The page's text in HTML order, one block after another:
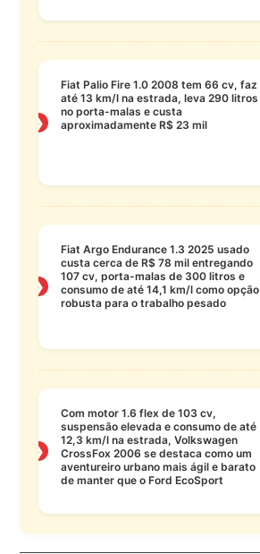
❯
Fiat Palio Fire 1.0 2008 tem 66 cv, faz
até 13 km/l na estrada, leva 290 litros
no porta-malas e custa
aproximadamente R$ 23 mil
❯
Fiat Argo Endurance 1.3 2025 usado
custa cerca de R$ 78 mil entregando
107 cv, porta-malas de 300 litros e
consumo de até 14,1 km/l como opção
robusta para o trabalho pesado
❯
Com motor 1.6 flex de 103 cv,
suspensão elevada e consumo de até
12,3 km/l na estrada, Volkswagen
CrossFox 2006 se destaca como um
aventureiro urbano mais ágil e barato
de manter que o Ford EcoSport